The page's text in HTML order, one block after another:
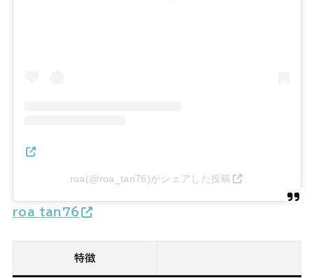
roa(@roa_tan76)がシェアした投稿
roa_tan76
特徴